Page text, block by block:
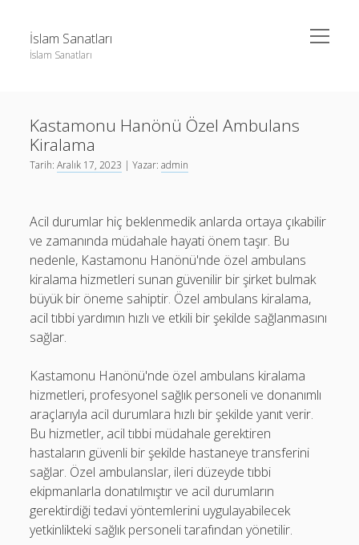
İslam Sanatları
İslam Sanatları
menüyü
aç
Liste
Sayfa Listesi
Instagram Beğeni Yükseltme Bedava
Sayfa Listesi
Kastamonu Hanönü Özel Ambulans
Kiralama
Tarih:Aralık 17, 2023 | Yazar:admin
Acil durumlar hiç beklenmedik anlarda ortaya çıkabilir
ve zamanında müdahale hayati önem taşır. Bu
nedenle, Kastamonu Hanönü'nde özel ambulans
kiralama hizmetleri sunan güvenilir bir şirket bulmak
büyük bir öneme sahiptir. Özel ambulans kiralama,
acil tıbbi yardımın hızlı ve etkili bir şekilde sağlanmasını
sağlar.
Kastamonu Hanönü'nde özel ambulans kiralama
hizmetleri, profesyonel sağlık personeli ve donanımlı
araçlarıyla acil durumlara hızlı bir şekilde yanıt verir.
Bu hizmetler, acil tıbbi müdahale gerektiren
hastaların güvenli bir şekilde hastaneye transferini
sağlar. Özel ambulanslar, ileri düzeyde tıbbi
ekipmanlarla donatılmıştır ve acil durumların
gerektirdiği tedavi yöntemlerini uygulayabilecek
yetkinlikteki sağlık personeli tarafından yönetilir.